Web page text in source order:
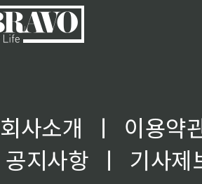
회사소개 ㅣ
이용약
공지사항
ㅣ
기사제